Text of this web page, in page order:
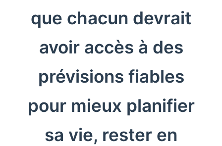
que chacun devrait
avoir accès à des
prévisions fiables
pour mieux planifier
sa vie, rester en